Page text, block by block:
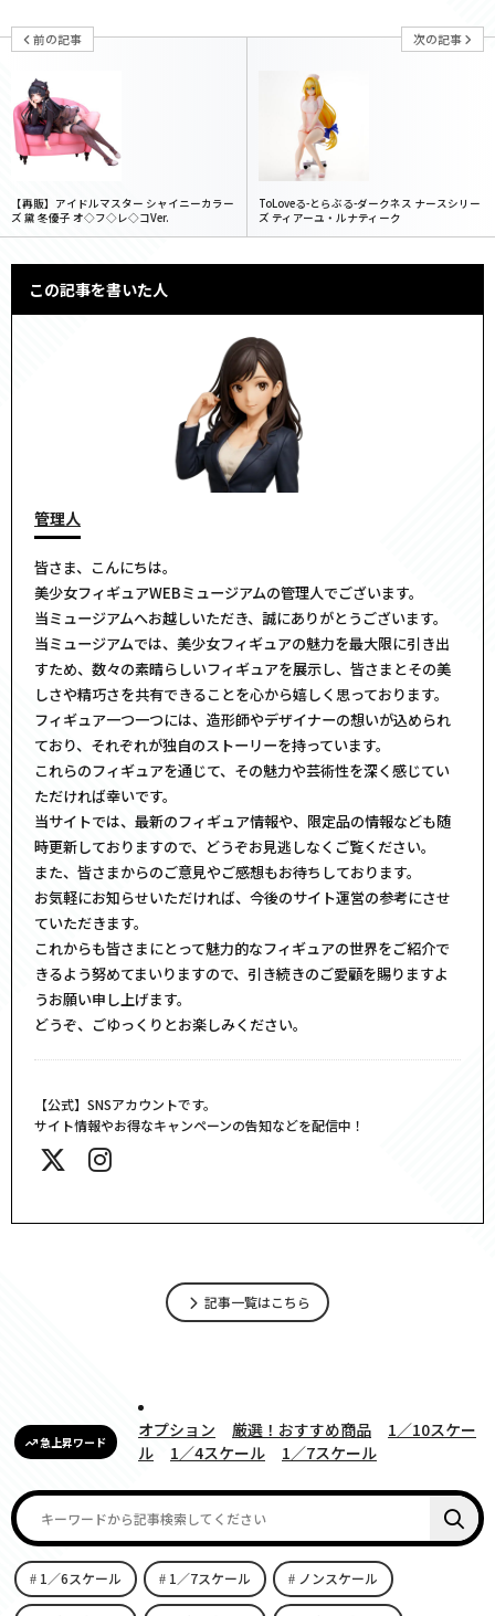
前の記事
【再販】アイドルマスター シャイニーカラー
ズ 黛 冬優子 オ◇フ◇レ◇コVer.
次の記事
ToLoveる-とらぶる-ダークネス ナースシリー
ズ ティアーユ・ルナティーク
この記事を書いた人
管理人
皆さま、こんにちは。
美少女フィギュアWEBミュージアムの管理人でございます。
当ミュージアムへお越しいただき、誠にありがとうございます。
当ミュージアムでは、美少女フィギュアの魅力を最大限に引き出
すため、数々の素晴らしいフィギュアを展示し、皆さまとその美
しさや精巧さを共有できることを心から嬉しく思っております。
フィギュア一つ一つには、造形師やデザイナーの想いが込められ
ており、それぞれが独自のストーリーを持っています。
これらのフィギュアを通じて、その魅力や芸術性を深く感じてい
ただければ幸いです。
当サイトでは、最新のフィギュア情報や、限定品の情報なども随
時更新しておりますので、どうぞお見逃しなくご覧ください。
また、皆さまからのご意見やご感想もお待ちしております。
お気軽にお知らせいただければ、今後のサイト運営の参考にさせ
ていただきます。
これからも皆さまにとって魅力的なフィギュアの世界をご紹介で
きるよう努めてまいりますので、引き続きのご愛顧を賜りますよ
うお願い申し上げます。
どうぞ、ごゆっくりとお楽しみください。
【公式】SNSアカウントです。
サイト情報やお得なキャンペーンの告知などを配信中！
記事一覧はこちら
急上昇ワード
オプション 厳選！おすすめ商品
1／10スケー
ル
1／4スケール 1／7スケール
1／6スケール 1／7スケール ノンスケール